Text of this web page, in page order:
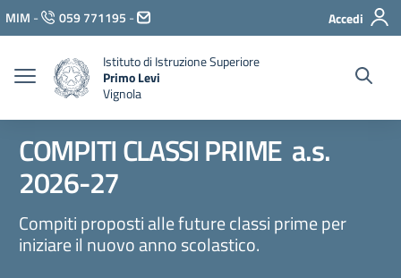
Vai ai contenuti
Vai al menu di navigazione
Vai al footer
MIM - 059 771195 - Accedi
Istituto di Istruzione Superiore
Primo Levi
Vignola
COMPITI CLASSI PRIME a.s.
2026-27
Compiti proposti alle future classi prime per
iniziare il nuovo anno scolastico.